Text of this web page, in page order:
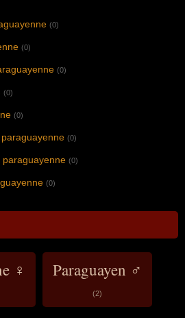
(0)
(0)
(0)
(0)
(0)
(0)
(0)
(0)
♀ Paraguayen ♂
(2)